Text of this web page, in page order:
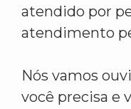
atendido por
atendimento
Nós vamos
você precisa e